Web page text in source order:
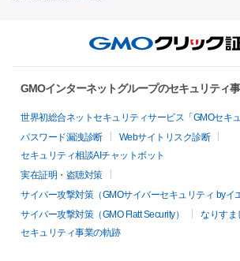
GMOインターネットグループのセキュリティ
世界初総合ネットセキュリティサービス「GMOセキュ
パスワード漏洩診断
Webサイトリスク診断
セキュリティ相談AIチャットボット
実在証明・盗聴対策
サイバー攻撃対策（GMOサイバーセキュリティ byイ
サイバー攻撃対策（GMO Flatt Security）
なりすま
セキュリティ事業の軌跡